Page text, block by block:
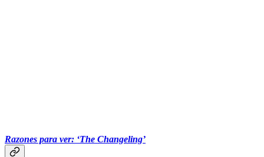
Razones para ver: ‘The Changeling’